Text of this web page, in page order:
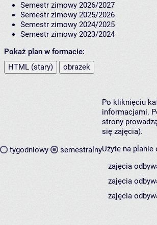
Semestr zimowy 2026/2027
Semestr zimowy 2025/2026
Semestr zimowy 2024/2025
Semestr zimowy 2023/2024
Pokaż plan w formacie:
HTML (stary)
obrazek
tygodniowy semestralny
Po kliknięciu
informacjami.
strony
się zajęcia).
Użyte na planie
zajęcia
zajęcia
zajęcia